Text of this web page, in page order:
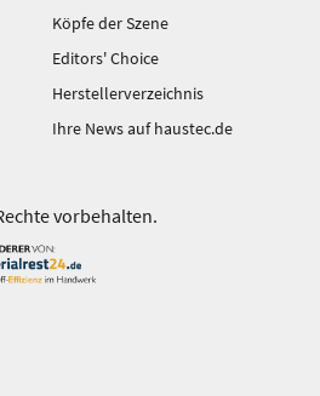
Köpfe der Szene
Editors' Choice
Herstellerverzeichnis
Ihre News auf haustec.de
vorbehalten.